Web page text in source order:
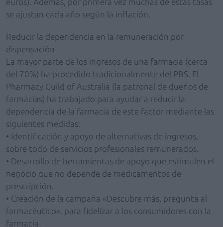
se ajustan cada año según la inflación.
Reducir la dependencia en la remuneración por
dispensación
La mayor parte de los ingresos de una farmacia (cerca
del 70%) ha procedido tradicionalmente del PBS. El
Pharmacy Guild of Australia (la patronal de dueños de
farmacias) ha trabajado para ayudar a reducir la
dependencia de la farmacia de este factor mediante las
siguientes medidas:
• Identificación y apoyo de alternativas de ingresos,
sobre todo de servicios profesionales remunerados.
• Desarrollo de herramientas de apoyo que estimulen el
negocio que no depende de medicamentos de
prescripción.
• Creación de la campaña «Descubre más, pregunta al
farmacéutico», para fidelizar a los consumidores con la
farmacia.